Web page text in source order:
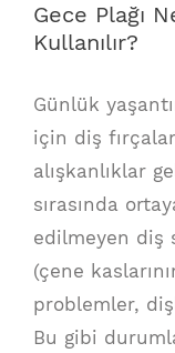
Gece Plağı
Kullanılır?
Günlük
için diş
alışkanlıklar
sırasında
edilmeyen diş
(çene
problemler,
Bu gibi